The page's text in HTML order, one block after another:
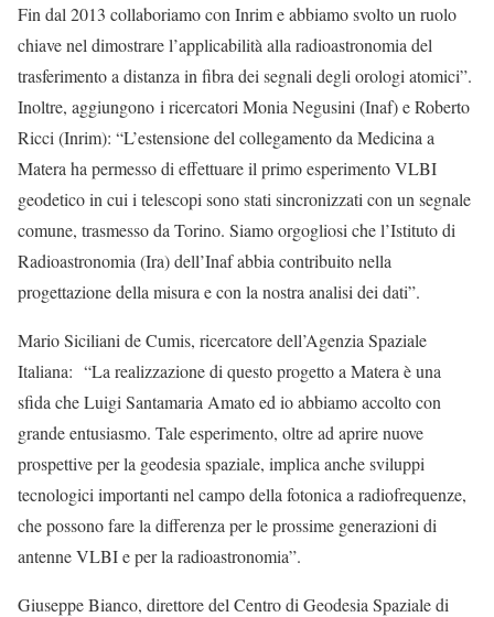
Fin dal 2013 collaboriamo con Inrim e abbiamo svolto un ruolo
chiave nel dimostrare l’applicabilità alla radioastronomia del
trasferimento a distanza in fibra dei segnali degli orologi atomici”.
Inoltre, aggiungono i ricercatori Monia Negusini (Inaf) e Roberto
Ricci (Inrim): “L’estensione del collegamento da Medicina a
Matera ha permesso di effettuare il primo esperimento VLBI
geodetico in cui i telescopi sono stati sincronizzati con un segnale
comune, trasmesso da Torino. Siamo orgogliosi che l’Istituto di
Radioastronomia (Ira) dell’Inaf abbia contribuito nella
progettazione della misura e con la nostra analisi dei dati”.
Mario Siciliani de Cumis, ricercatore dell’Agenzia Spaziale
Italiana: “La realizzazione di questo progetto a Matera è una
sfida che Luigi Santamaria Amato ed io abbiamo accolto con
grande entusiasmo. Tale esperimento, oltre ad aprire nuove
prospettive per la geodesia spaziale, implica anche sviluppi
tecnologici importanti nel campo della fotonica a radiofrequenze,
che possono fare la differenza per le prossime generazioni di
antenne VLBI e per la radioastronomia”.
Giuseppe Bianco, direttore del Centro di Geodesia Spaziale di